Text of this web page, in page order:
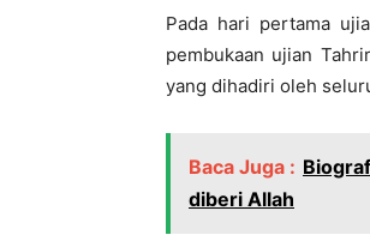
Pada hari pertama
pembukaan ujian
yang dihadiri oleh
Baca Juga :
diberi Allah